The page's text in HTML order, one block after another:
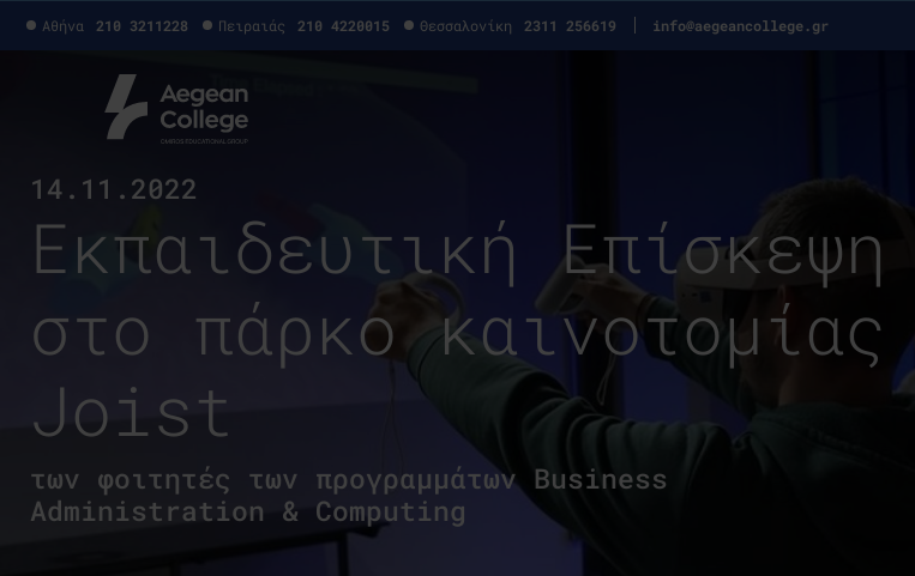
Αθήνα 210 3211228 Πειραιάς 210 4220015 Θεσσαλονίκη 2311 256619 info@aegeancollege.gr
14.11.2022
Εκπαιδευτική Επίσκεψη
στο πάρκο καινοτομίας
Joist
των φοιτητές των προγραμμάτων Business
Administration & Computing